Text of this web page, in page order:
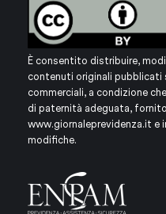
È consentito distribuire,
contenuti originali pubblicati
commerciali, a condizione
di paternità adeguata,
www.giornaleprevidenza.it e
modifiche.